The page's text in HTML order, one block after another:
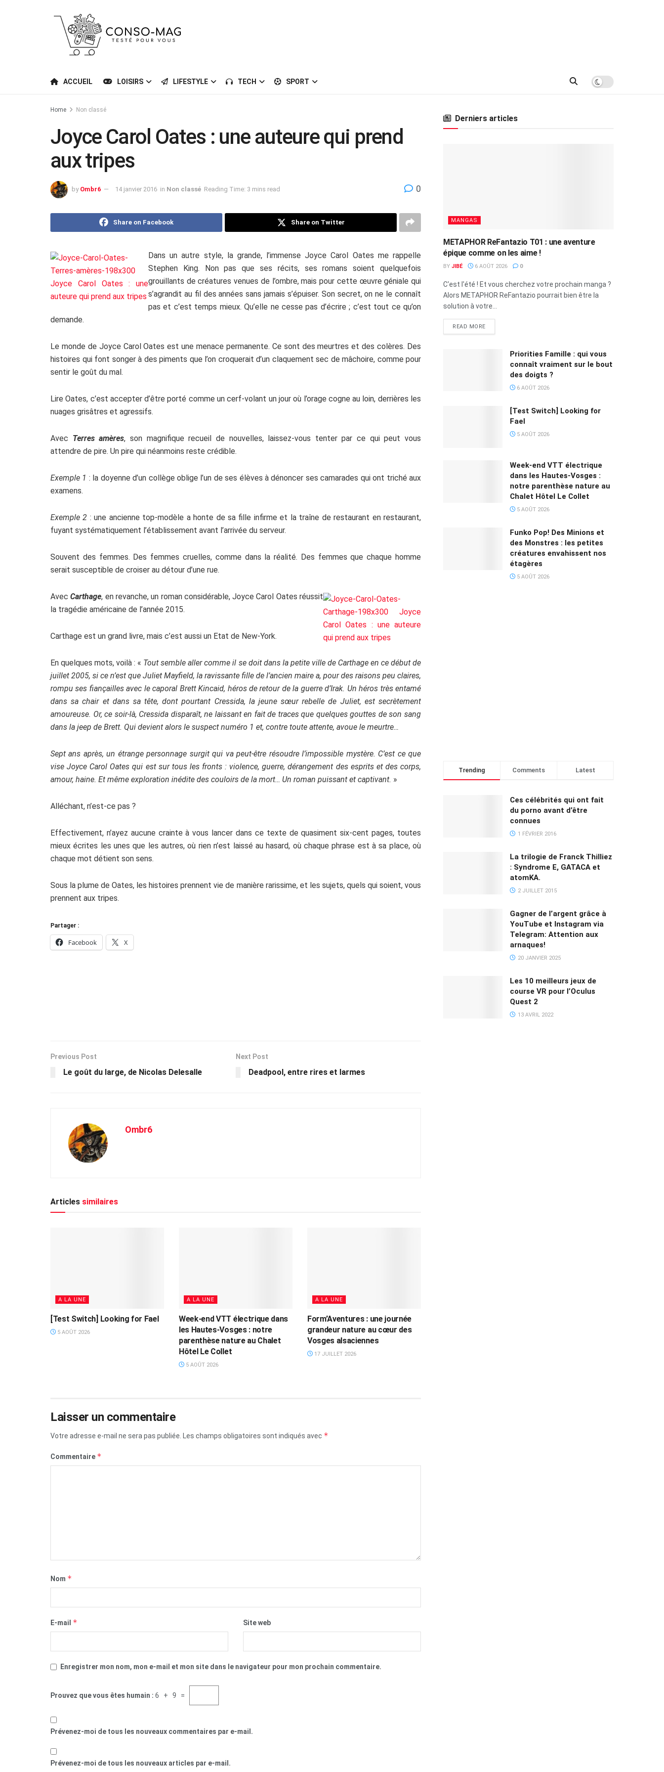
ACCUEIL LOISIRS LIFESTYLE TECH SPORT
Home Non classé
Joyce Carol Oates : une auteure qui prend
aux tripes
by Ombr6 14 janvier 2016 in Non classé Reading Time: 3 mins read 0
Share on Facebook Share on Twitter
Dans un autre style, la grande, l’immense Joyce Carol Oates me rappelle
Stephen King. Non pas que ses récits, ses romans soient quelquefois
grouillants de créatures venues de l’ombre, mais pour cette œuvre géniale qui
s’agrandit au fil des années sans jamais s’épuiser. Son secret, on ne le connaît
pas et c’est temps mieux. Qu’elle ne cesse pas d’écrire ; c’est tout ce qu’on
demande.
Le monde de Joyce Carol Oates est une menace permanente. Ce sont des meurtres et des colères. Des
histoires qui font songer à des piments que l’on croquerait d’un claquement sec de mâchoire, comme pour
sentir le goût du mal.
Lire Oates, c’est accepter d’être porté comme un cerf-volant un jour où l’orage cogne au loin, derrières les
nuages grisâtres et agressifs.
Avec Terres amères, son magnifique recueil de nouvelles, laissez-vous tenter par ce qui peut vous
attendre de pire. Un pire qui néanmoins reste crédible.
Exemple 1 : la doyenne d’un collège oblige l’un de ses élèves à dénoncer ses camarades qui ont triché aux
examens.
Exemple 2 : une ancienne top-modèle a honte de sa fille infirme et la traîne de restaurant en restaurant,
fuyant systématiquement l’établissement avant l’arrivée du serveur.
Souvent des femmes. Des femmes cruelles, comme dans la réalité. Des femmes que chaque homme
serait susceptible de croiser au détour d’une rue.
AvecCarthage, en revanche, un roman considérable, Joyce Carol Oates réussit
la tragédie américaine de l’année 2015.
Carthage est un grand livre, mais c’est aussi un Etat de New-York.
En quelques mots, voilà : « Tout semble aller comme il se doit dans la petite ville de Carthage en ce début de
juillet 2005, si ce n’est que Juliet Mayfield, la ravissante fille de l’ancien maire a, pour des raisons peu claires,
rompu ses fiançailles avec le caporal Brett Kincaid, héros de retour de la guerre d’Irak. Un héros très entamé
dans sa chair et dans sa tête, dont pourtant Cressida, la jeune sœur rebelle de Juliet, est secrètement
amoureuse. Or, ce soir-là, Cressida disparaît, ne laissant en fait de traces que quelques gouttes de son sang
dans la jeep de Brett. Qui devient alors le suspect numéro 1 et, contre toute attente, avoue le meurtre…
Sept ans après, un étrange personnage surgit qui va peut-être résoudre l’impossible mystère. C’est ce que
vise Joyce Carol Oates qui est sur tous les fronts : violence, guerre, dérangement des esprits et des corps,
amour, haine. Et même exploration inédite des couloirs de la mort… Un roman puissant et captivant. »
Alléchant, n’est-ce pas ?
Effectivement, n’ayez aucune crainte à vous lancer dans ce texte de quasiment six-cent pages, toutes
mieux écrites les unes que les autres, où rien n’est laissé au hasard, où chaque phrase est à sa place, où
chaque mot détient son sens.
Sous la plume de Oates, les histoires prennent vie de manière rarissime, et les sujets, quels qui soient, vous
prennent aux tripes.
Partager :
Facebook X
Previous Post
Le goût du large, de Nicolas Delesalle
Next Post
Deadpool, entre rires et larmes
Ombr6
Articles similaires
A LA UNE
[Test Switch] Looking for Fael
5 AOÛT 2026
A LA UNE
Week-end VTT électrique dans
les Hautes-Vosges : notre
parenthèse nature au Chalet
Hôtel Le Collet
5 AOÛT 2026
A LA UNE
Form’Aventures : une journée
grandeur nature au cœur des
Vosges alsaciennes
17 JUILLET 2026
Laisser un commentaire
Votre adresse e-mail ne sera pas publiée. Les champs obligatoires sont indiqués avec *
Commentaire *
Nom *
E-mail * Site web
Enregistrer mon nom, mon e-mail et mon site dans le navigateur pour mon prochain commentaire.
Prouvez que vous êtes humain : 6 + 9 =
Prévenez-moi de tous les nouveaux commentaires par e-mail.
Prévenez-moi de tous les nouveaux articles par e-mail.
Derniers articles
MANGAS
METAPHOR ReFantazio T01 : une aventure
épique comme on les aime !
BY JIBÉ 6 AOÛT 2026 0
C'est l'été ! Et vous cherchez votre prochain manga ?
Alors METAPHOR ReFantazio pourrait bien être la
solution à votre...
READ MORE
Priorities Famille : qui vous
connaît vraiment sur le bout
des doigts ?
6 AOÛT 2026
[Test Switch] Looking for
Fael
5 AOÛT 2026
Week-end VTT électrique
dans les Hautes-Vosges :
notre parenthèse nature au
Chalet Hôtel Le Collet
5 AOÛT 2026
Funko Pop! Des Minions et
des Monstres : les petites
créatures envahissent nos
étagères
5 AOÛT 2026
Trending Comments Latest
Ces célébrités qui ont fait
du porno avant d’être
connues
1 FÉVRIER 2016
La trilogie de Franck Thilliez
: Syndrome E, GATACA et
atomKA.
2 JUILLET 2015
Gagner de l’argent grâce à
YouTube et Instagram via
Telegram: Attention aux
arnaques!
20 JANVIER 2025
Les 10 meilleurs jeux de
course VR pour l’Oculus
Quest 2
13 AVRIL 2022